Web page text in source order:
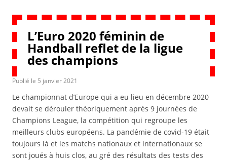
L’Euro 2020 féminin de
Handball reflet de la ligue
des champions
Publié le 5 janvier 2021
Le championnat d’Europe qui a eu lieu en décembre 2020
devait se dérouler théoriquement après 9 journées de
Champions League, la compétition qui regroupe les
meilleurs clubs européens. La pandémie de covid-19 était
toujours là et les matchs nationaux et internationaux se
sont joués à huis clos, au gré des résultats des tests des